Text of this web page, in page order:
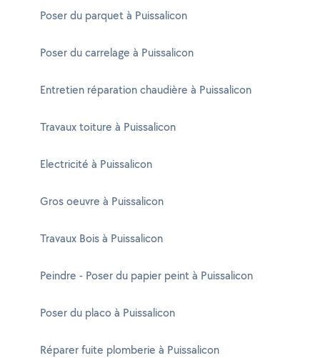
Poser du parquet à Puissalicon
Poser du carrelage à Puissalicon
Entretien réparation chaudière à Puissalicon
Travaux toiture à Puissalicon
Electricité à Puissalicon
Gros oeuvre à Puissalicon
Travaux Bois à Puissalicon
Peindre - Poser du papier peint à Puissalicon
Poser du placo à Puissalicon
Réparer fuite plomberie à Puissalicon